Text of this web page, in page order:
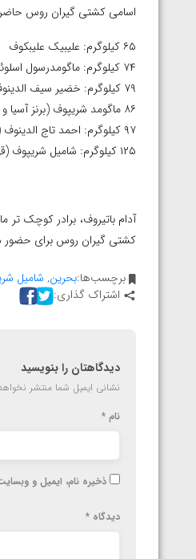
اسامی کشتی گیران روس
۶۵ کیلوگرم: علیبیک علیبکوف
۷۴ کیلوگرم: ماگومدرسول اسلوئف (برنز آسیا)
۷۹ کیلوگرم: خضیر سیف الدینوف
۸۶ ماگومد شریپوف (برنز آسیا و پنجم جهان)
۹۷ کیلوگرم: احمد تاج الدینوف (قهرمان جهان)
۱۲۵ کیلوگرم: شامیل شریپوف (قهرمان جام جهانی انفرادی ۲۰۲۰)
آدام باتیروف، برادر کوچک
کشتی گیران روس برای حضور
برچسب‌ها:بحرین, شامیل
اشتراک گذاری:
دیدگاهتان را بنویسید
نشانی ایمیل شما منتشر
نام *
ذخیره نام، ایمیل و
دیدگاه *